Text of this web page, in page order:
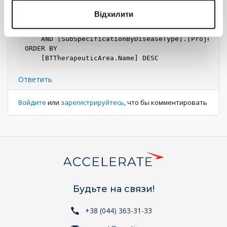
Відхилити
	[SubSpecificationByDiseaseType].[DiseaseTypeId] = [BTDiseaseType].[Id]
	AND [SubSpecificationByDiseaseType].[ProjectSpecificationId] = @ProjectSpecificationId))
ORDER BY
	[BTTherapeuticArea.Name] DESC
Ответить
Войдите или зарегистрируйтесь , что бы комментировать
Будьте на связи!
+38 (044) 363-31-33